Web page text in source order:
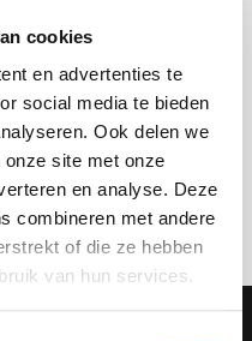
cookies
en advertenties te
social media te bieden
Ook delen we
site met onze
en analyse. Deze
combineren met andere
of die ze hebben
van hun services.
beton meer dan een
beton gemiddeld?
zelfstandig werken?